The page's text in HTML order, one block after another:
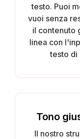
testo. Puoi
vuoi senza
il contenuto
linea con
testo di
Tono
Il nostro